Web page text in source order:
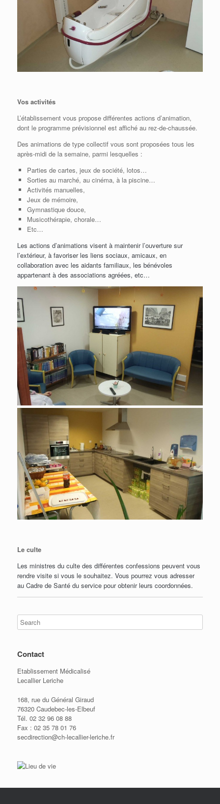
Vos activités
L’établissement vous propose différentes actions d’animation,
dont le programme prévisionnel est affiché au rez-de-chaussée.
Des animations de type collectif vous sont proposées tous les
après-midi de la semaine, parmi lesquelles :
Parties de cartes, jeux de société, lotos…
Sorties au marché, au cinéma, à la piscine…
Activités manuelles,
Jeux de mémoire,
Gymnastique douce,
Musicothérapie, chorale…
Etc…
Les actions d’animations visent à maintenir l’ouverture sur
l’extérieur, à favoriser les liens sociaux, amicaux, en
collaboration avec les aidants familiaux, les bénévoles
appartenant à des associations agréées, etc…
Le culte
Les ministres du culte des différentes confessions peuvent vous
rendre visite si vous le souhaitez. Vous pourrez vous adresser
au Cadre de Santé du service pour obtenir leurs coordonnées.
Contact
Etablissement Médicalisé
Lecallier Leriche
168, rue du Général Giraud
76320 Caudebec-les-Elbeuf
Tél. 02 32 96 08 88
Fax : 02 35 78 01 76
secdirection@ch-lecallier-leriche.fr